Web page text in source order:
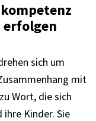
sich um
mit
Wort, die sich
Kinder. Sie